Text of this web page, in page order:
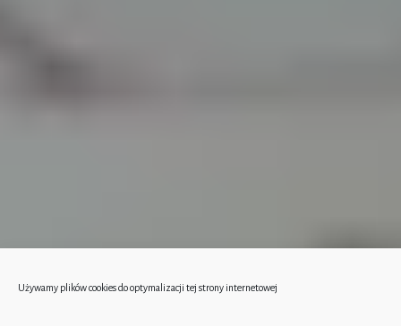
Używamy plików cookies do optymalizacji tej strony internetowej